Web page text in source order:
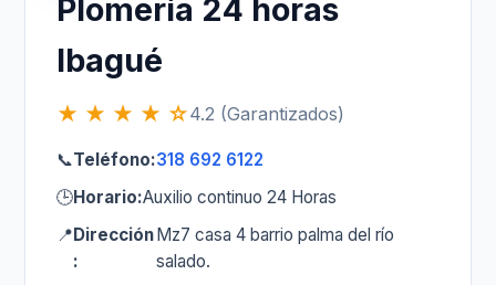
Plomería 24 horas
Ibagué
★ ★ ★ ★ ☆4.2 (Garantizados)
📞Teléfono:318 692 6122
🕒Horario:Auxilio continuo 24 Horas
📍 Dirección
:
Mz7 casa 4 barrio palma del río
salado.